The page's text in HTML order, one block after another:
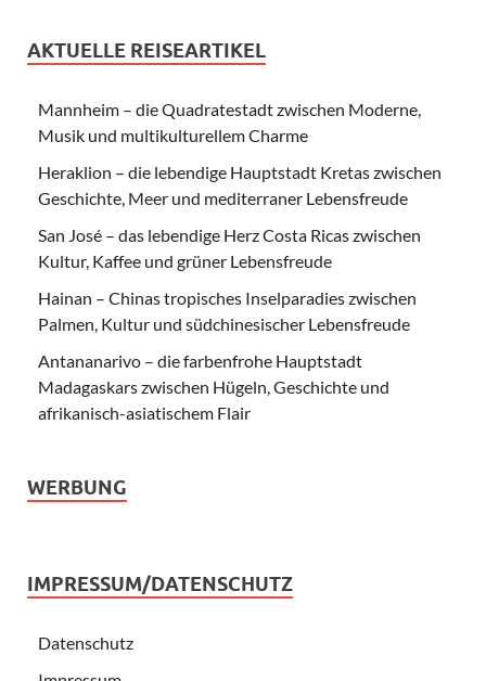
AKTUELLE REISEARTIKEL
Mannheim – die Quadratestadt zwischen Moderne,
Musik und multikulturellem Charme
Heraklion – die lebendige Hauptstadt Kretas zwischen
Geschichte, Meer und mediterraner Lebensfreude
San José – das lebendige Herz Costa Ricas zwischen
Kultur, Kaffee und grüner Lebensfreude
Hainan – Chinas tropisches Inselparadies zwischen
Palmen, Kultur und südchinesischer Lebensfreude
Antananarivo – die farbenfrohe Hauptstadt
Madagaskars zwischen Hügeln, Geschichte und
afrikanisch-asiatischem Flair
WERBUNG
IMPRESSUM/DATENSCHUTZ
Datenschutz